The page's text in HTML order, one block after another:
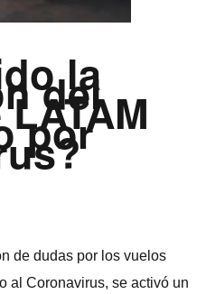
la
del
por
de dudas por los vuelos
al Coronavirus, se activó un